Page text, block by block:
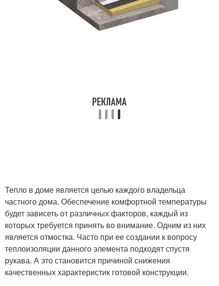
Тепло в доме является целью каждого владельца
частного дома. Обеспечение комфортной температуры
будет зависеть от различных факторов, каждый из
которых требуется принять во внимание. Одним из них
является отмостка. Часто при ее создании к вопросу
теплоизоляции данного элемента подходят спустя
рукава. А это становится причиной снижения
качественных характеристик готовой конструкции.